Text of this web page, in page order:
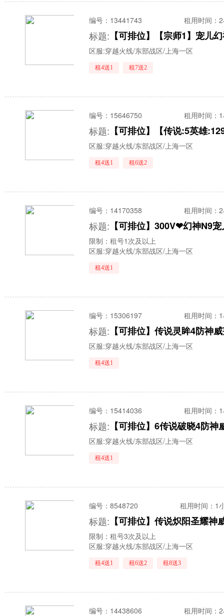
编号： 13441743 租用时间 ：
标题:
区服:穿越火线/东部战区/上海一区
租4送1 租7送2
编号： 15646750 租用时间 ：
标题:
区服:穿越火线/东部战区/上海一区
租4送1 租6送2
编号： 14170358 租用时间 ：
标题:
限制：租号1次及以上
区服:穿越火线/东部战区/上海一区
租4送1
编号： 15306197 租用时间 ：
标题:
区服:穿越火线/东部战区/上海一区
租4送1
编号： 15414036 租用时间 ：
标题:
区服:穿越火线/东部战区/上海一区
租4送1
编号：8548720 租用时间 ：1
标题:
限制：租号3次及以上
区服:穿越火线/东部战区/上海一区
租4送1 租6送2 租8送3
编号： 14438606 租用时间 ：